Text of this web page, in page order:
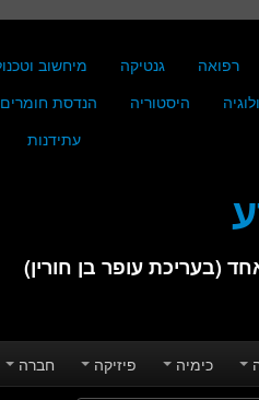
רפואה גנטיקה מיחשוב
היסטוריה הנדסת חומרים
עתידנות
(בעריכת עופר בן חורין)
כימיה פיזיקה חברה